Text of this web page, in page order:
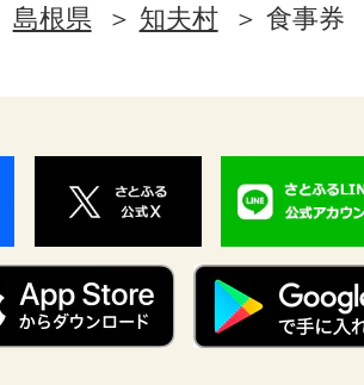
島根県 知夫村 食事券